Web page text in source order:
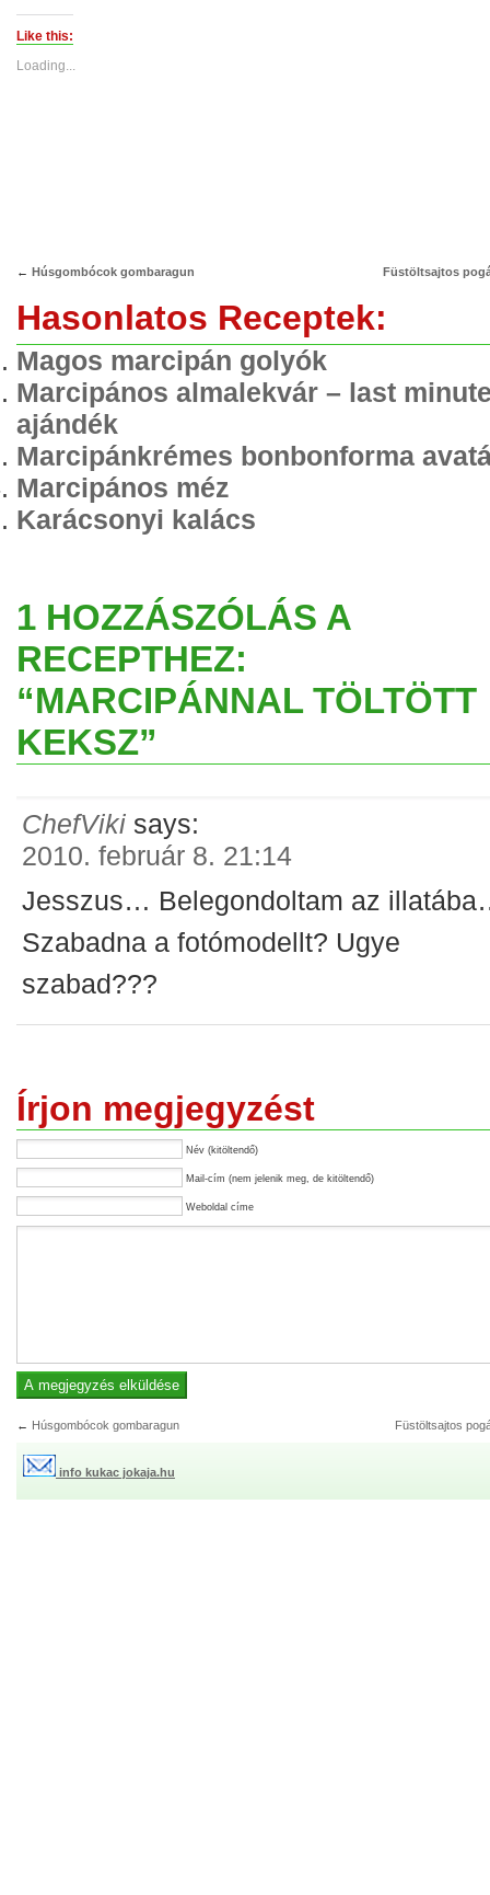
(Opens
new
Like this:
Loading...
← Húsgombócok gombaragun Füstöltsajtos
Hasonlatos Receptek:
Magos marcipán golyók
Marcipános almalekvár – last
ajándék
Marcipánkrémes bonbonforma
Marcipános méz
Karácsonyi kalács
1 HOZZÁSZÓLÁS A
RECEPTHEZ:
“MARCIPÁNNAL TÖLTÖTT
KEKSZ”
ChefViki says:
2010. február 8. 21:14
Jesszus… Belegondoltam az
Szabadna a fotómodellt? Ugye
szabad???
Írjon megjegyzést
Név (kitöltendő)
Mail-cím (nem jelenik meg, de kitöltendő)
Weboldal címe
← Húsgombócok gombaragun Füstöltsajtos
info kukac jokaja.hu